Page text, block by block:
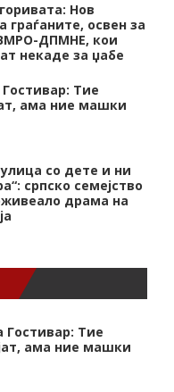
Нов
граѓаните, освен за
ДПМНЕ, кои
некаде за џабе
Тие
ама ние машки
со дете и ни
српско семејство
драма на
Тие
ама ние машки